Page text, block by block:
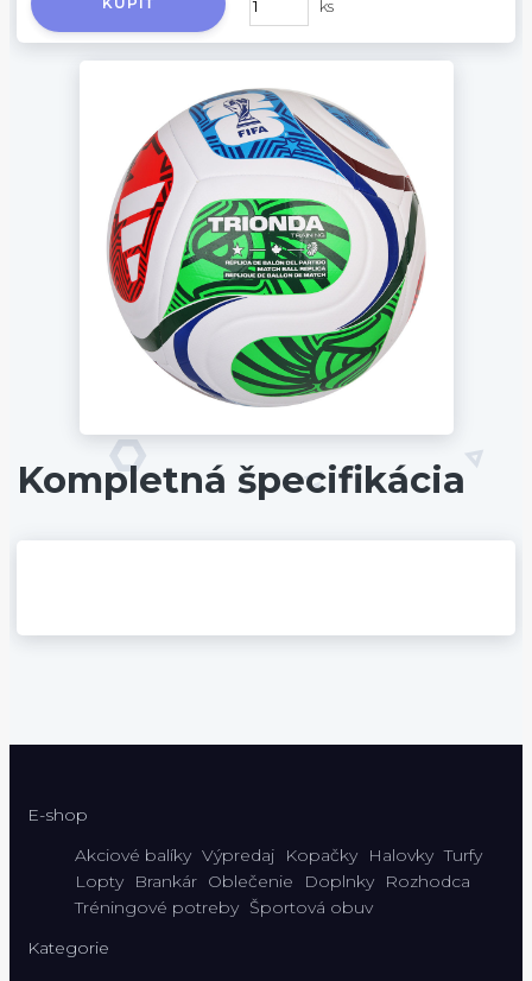
ks
Kompletná špecifikácia
E-shop
Akciové balíky Výpredaj Kopačky Halovky Turfy
Lopty
Brankár Oblečenie Doplnky
Rozhodca
Tréningové potreby Športová obuv
Kategorie